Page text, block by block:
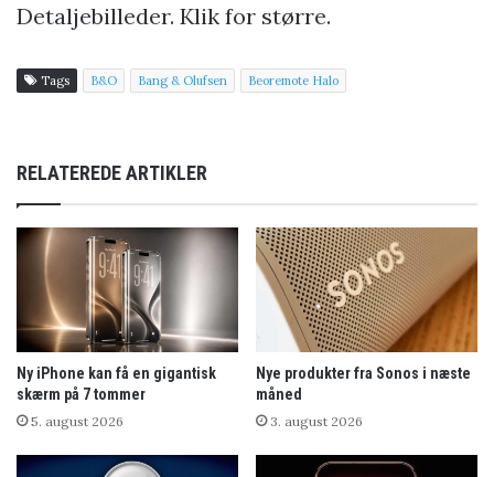
Detaljebilleder. Klik for større.
Tags B&O Bang & Olufsen Beoremote Halo
RELATEREDE ARTIKLER
Ny iPhone kan få en gigantisk
skærm på 7 tommer
5. august 2026
Nye produkter fra Sonos i næste
måned
3. august 2026